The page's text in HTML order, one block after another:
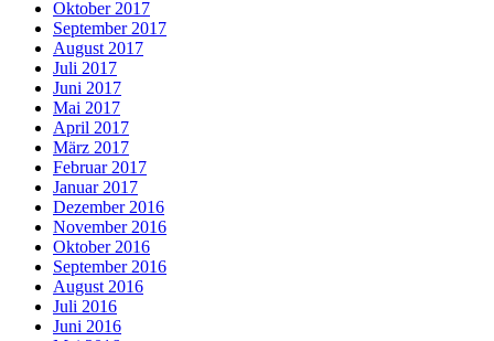
Oktober 2017
September 2017
August 2017
Juli 2017
Juni 2017
Mai 2017
April 2017
März 2017
Februar 2017
Januar 2017
Dezember 2016
November 2016
Oktober 2016
September 2016
August 2016
Juli 2016
Juni 2016